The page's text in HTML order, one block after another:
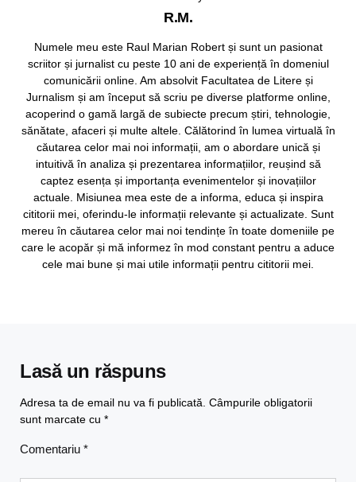
R.M.
Numele meu este Raul Marian Robert și sunt un pasionat
scriitor și jurnalist cu peste 10 ani de experiență în domeniul
comunicării online. Am absolvit Facultatea de Litere și
Jurnalism și am început să scriu pe diverse platforme online,
acoperind o gamă largă de subiecte precum știri, tehnologie,
sănătate, afaceri și multe altele. Călătorind în lumea virtuală în
căutarea celor mai noi informații, am o abordare unică și
intuitivă în analiza și prezentarea informațiilor, reușind să
captez esența și importanța evenimentelor și inovațiilor
actuale. Misiunea mea este de a informa, educa și inspira
cititorii mei, oferindu-le informații relevante și actualizate. Sunt
mereu în căutarea celor mai noi tendințe în toate domeniile pe
care le acopăr și mă informez în mod constant pentru a aduce
cele mai bune și mai utile informații pentru cititorii mei.
Lasă un răspuns
Adresa ta de email nu va fi publicată. Câmpurile obligatorii
sunt marcate cu *
Comentariu *